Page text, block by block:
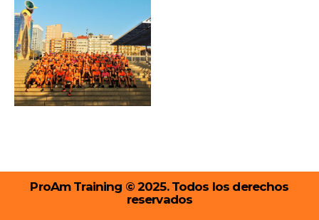
ProAm Training © 2025. Todos los derechos
reservados